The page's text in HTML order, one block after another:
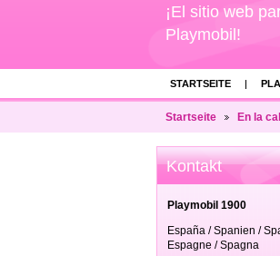
¡El sitio web
Playmobil!
STARTSEITE
Startseite En la
Kontakt
Playmobil 1900
España / Spanien /
Espagne / Spagna